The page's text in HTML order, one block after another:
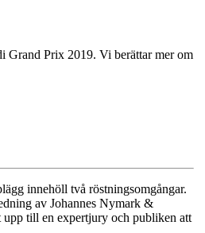
Grand Prix 2019. Vi berättar mer om
innehöll två röstningsomgångar.
av Johannes Nymark &
upp till en expertjury och publiken att